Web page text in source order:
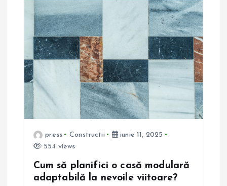
a
t
press Constructii
iunie 11, 2025
554 views
Cum să planifici o casă modulară
adaptabilă la nevoile viitoare?